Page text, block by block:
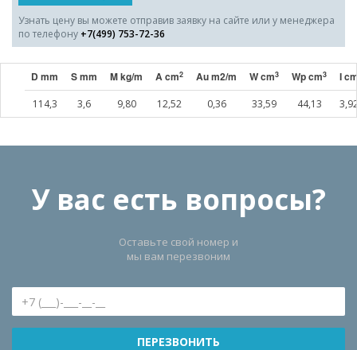
Узнать цену вы можете отправив заявку на сайте или у менеджера
по телефону +7(499) 753-72-36
D mm S mm M kg/m A cm2 Au m2/m W cm3 Wp cm3 I
114,3 3,6 9,80 12,52 0,36 33,59 44,13
У вас есть вопросы?
Оставьте свой номер и
мы вам перезвоним